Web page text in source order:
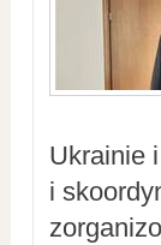
Ukrainie
i